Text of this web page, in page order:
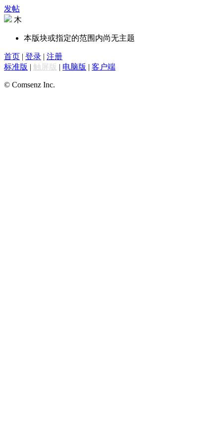
发帖
木
本版块或指定的范围内尚无主题
首页 | 登录 | 注册
标准版 | 触屏版 | 电脑版 | 客户端
© Comsenz Inc.